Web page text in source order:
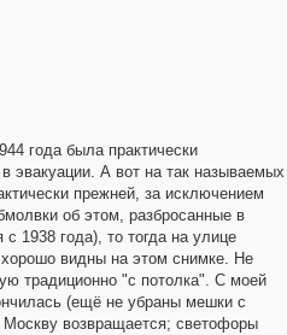
года была практически
А вот на так называемых
прежней, за исключением
об этом, разбросанные в
1938 года), то тогда на улице
хорошо видны на этом снимке. Не
традиционно "с потолка". С моей
(ещё не убраны мешки с
Москву возвращается; светофоры